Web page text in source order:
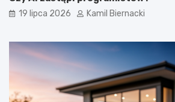
19 lipca 2026 Kamil Biernacki